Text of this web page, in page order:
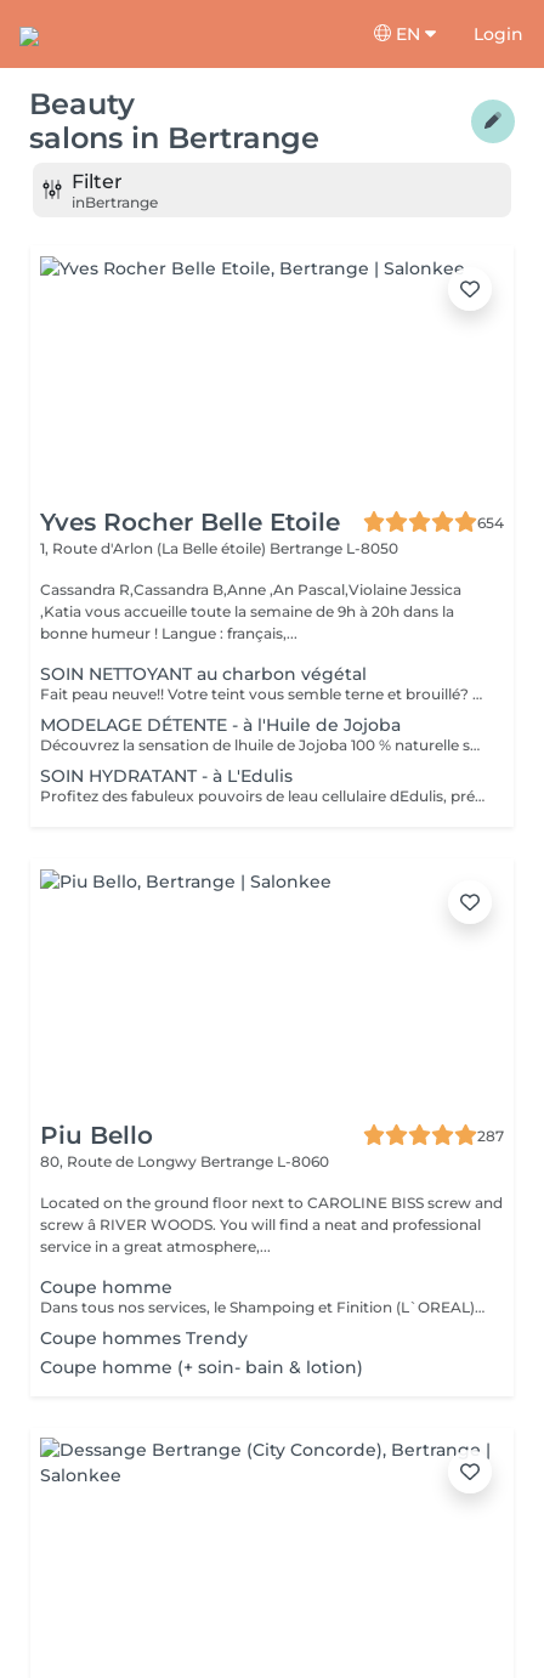
EN Login
Beauty
salons in Bertrange
Filter
inBertrange
Yves Rocher Belle Etoile
654
1, Route d'Arlon (La Belle étoile) Bertrange L-8050
Cassandra R,Cassandra B,Anne ,An Pascal,Violaine Jessica
,Katia vous accueille toute la semaine de 9h à 20h dans la
bonne humeur ! Langue : français,...
SOIN NETTOYANT au charbon végétal
Fait peau neuve!! Votre teint vous semble terne et brouillé? vous ressentez le besoin de nettoyer votre peau ?.Ce soin nettoyant s'adresse à vous. Il permettra de traiter votre peau sans la décaper. Purifié et detoxifiie votre visage retrouve un teint unifié, frais et lumineux. Une vraie bouffée d'oxygène pour votre peau !! Idéal pour les peaux mixtes à Grasses
MODELAGE DÉTENTE - à l'Huile de Jojoba
Découvrez la sensation de lhuile de Jojoba 100 % naturelle sur votre peau. Nourrie, votre peau retrouve tout son confort. Libéré de ses tensions grâce aux mains habiles de notre esthéticienne, votre visage est détendu. Bénéfices : Nourrie, votre peau retrouve tout son confort.
SOIN HYDRATANT - à L'Edulis
Profitez des fabuleux pouvoirs de leau cellulaire dEdulis, précieuse source dhydratation continue. Après la brumisation du Sérum concentré en eau cellulaire, le Masque Crème ressourçant se transforme en une texture soyeuse qui fond sur votre peau sous le délicat modelage de notre esthéticienne. Bénéfices : Gorgée deau, votre peau retrouve douceur, souplesse et éclat. Retrouvez le confort dune peau hydratée en continu.
Piu Bello
287
80, Route de Longwy Bertrange L-8060
Located on the ground floor next to CAROLINE BISS screw and
screw â RIVER WOODS. You will find a neat and professional
service in a great atmosphere,...
Coupe homme
Dans tous nos services, le Shampoing et Finition (L`OREAL)sont compris.
Coupe hommes Trendy
Coupe homme (+ soin- bain & lotion)